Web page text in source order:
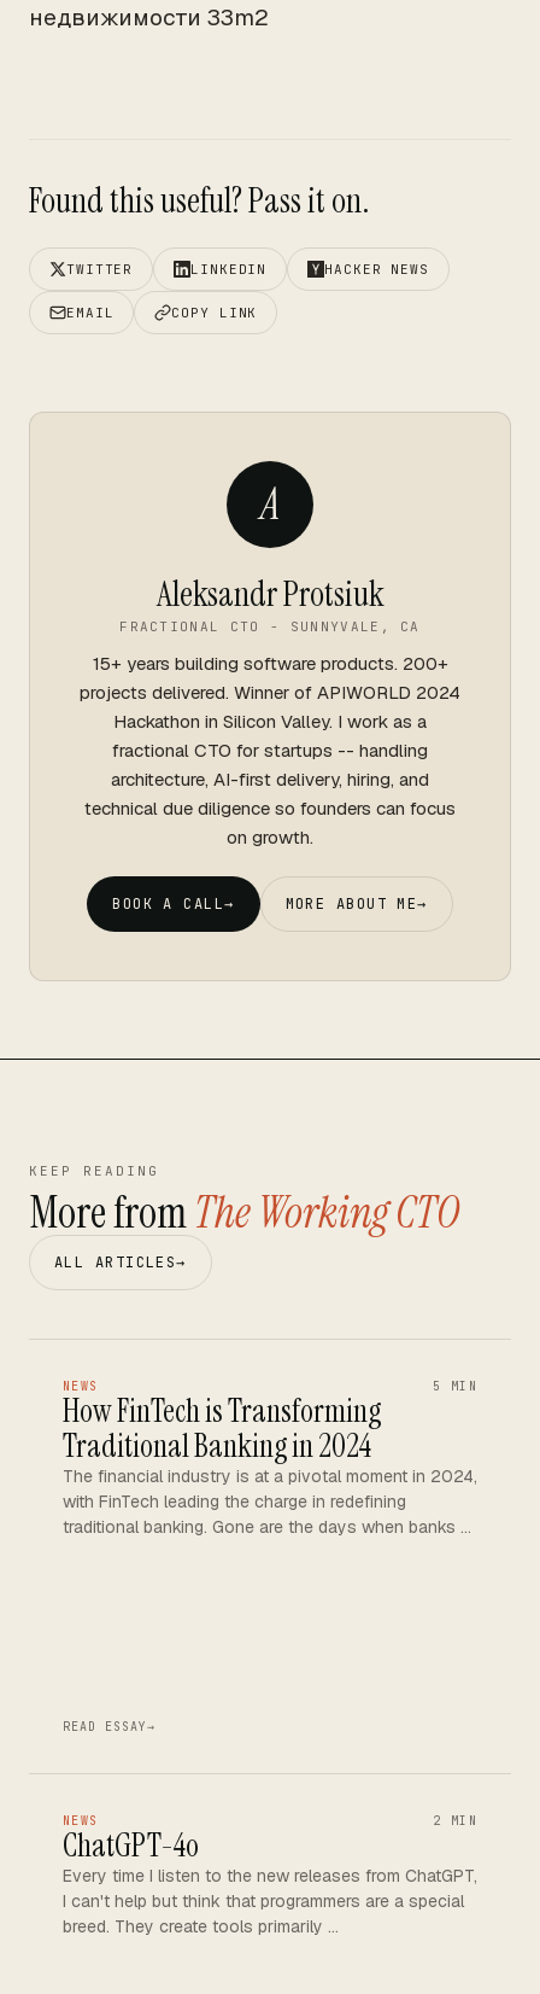
недвижимости 33m2
Found this useful? Pass it on.
TWITTER LINKEDIN HACKER NEWS
EMAIL COPY LINK
A
Aleksandr Protsiuk
FRACTIONAL CTO - SUNNYVALE, CA
15+ years building software products. 200+
projects delivered. Winner of APIWORLD 2024
Hackathon in Silicon Valley. I work as a
fractional CTO for startups -- handling
architecture, AI-first delivery, hiring, and
technical due diligence so founders can focus
on growth.
BOOK A CALL→ MORE ABOUT ME→
KEEP READING
More fromThe Working CTO
ALL ARTICLES→
NEWS 5 MIN
How FinTech is Transforming
Traditional Banking in 2024
The financial industry is at a pivotal moment in 2024,
with FinTech leading the charge in redefining
traditional banking. Gone are the days when banks …
READ ESSAY→
NEWS 2 MIN
ChatGPT-4o
Every time I listen to the new releases from ChatGPT,
I can't help but think that programmers are a special
breed. They create tools primarily …